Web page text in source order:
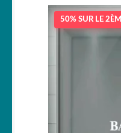
50% SUR LE